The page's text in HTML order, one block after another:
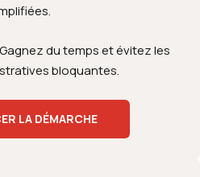
Gagnez du temps et évitez les
bloquantes.
LA DÉMARCHE